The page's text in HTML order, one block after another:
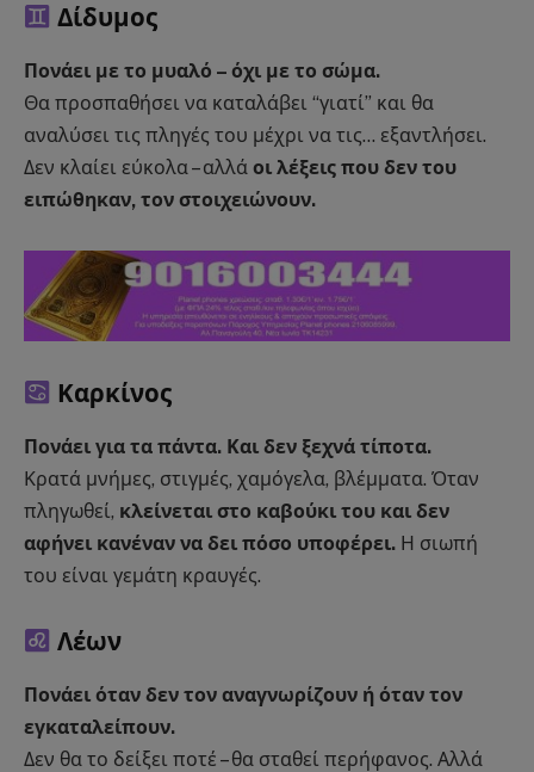
Δίδυμος
Πονάει με το μυαλό – όχι με το σώμα.
Θα προσπαθήσει να καταλάβει “γιατί” και θα
αναλύσει τις πληγές του μέχρι να τις… εξαντλήσει.
Δεν κλαίει εύκολα – αλλά οι λέξεις που δεν του
ειπώθηκαν, τον στοιχειώνουν.
Καρκίνος
Πονάει για τα πάντα. Και δεν ξεχνά τίποτα.
Κρατά μνήμες, στιγμές, χαμόγελα, βλέμματα. Όταν
πληγωθεί, κλείνεται στο καβούκι του και δεν
αφήνει κανέναν να δει πόσο υποφέρει. Η σιωπή
του είναι γεμάτη κραυγές.
Λέων
Πονάει όταν δεν τον αναγνωρίζουν ή όταν τον
εγκαταλείπουν.
Δεν θα το δείξει ποτέ – θα σταθεί περήφανος. Αλλά